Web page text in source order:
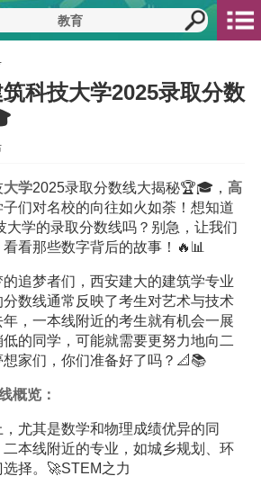
科技大学2025录取分数
大学2025录取分数线大揭秘🏆🎓， 高
们对名校的向往如火如荼！想知道
大学的录取分数线吗？别急，让我们
看那些数字背后的故事！🔥📊
追梦者们，西安建大的建筑学专业
数线通常反映了考生对艺术与技术
，一本线附近的考生就有机会一展
的同学，可能就需要更努力地向二
家们，你们准备好了吗？📐📚
概览：
尤其是数学和物理成绩优异的同
本线附近的专业，如城乡规划、环
择。🚀STEM之力